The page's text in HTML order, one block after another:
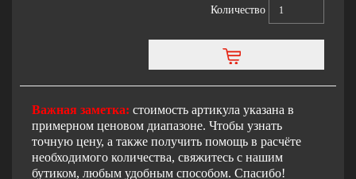
Количество
Важная заметка: стоимость артикула указана в
примерном ценовом диапазоне. Чтобы узнать
точную цену, а также получить помощь в расчёте
необходимого количества, свяжитесь с нашим
бутиком, любым удобным способом. Спасибо!